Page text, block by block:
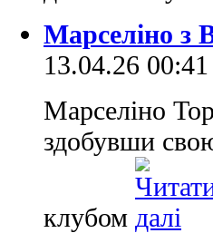
Марселіно з
13.04.26 00:41
Марселіно
здобувши
клубом